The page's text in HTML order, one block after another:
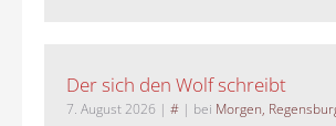
Der sich den Wolf schreibt
7. August 2026 | # | bei Morgen,